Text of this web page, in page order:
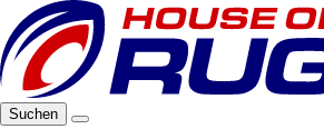
Suchen